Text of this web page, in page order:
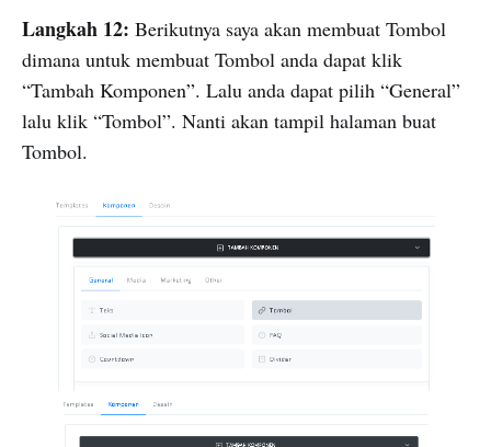
Langkah 12: Berikutnya saya akan membuat Tombol
dimana untuk membuat Tombol anda dapat klik
“Tambah Komponen”. Lalu anda dapat pilih “General”
lalu klik “Tombol”. Nanti akan tampil halaman buat
Tombol.